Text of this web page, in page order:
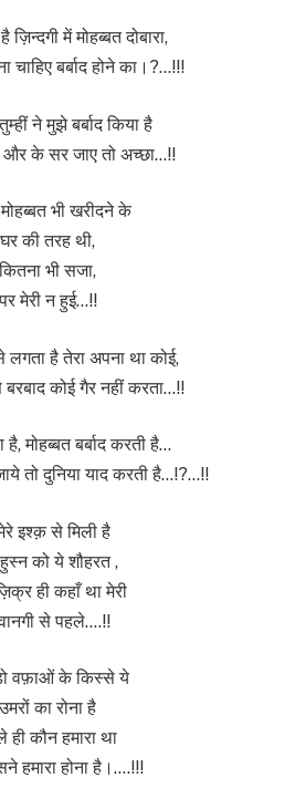
ज़िन्दगी में मोहब्बत दोबारा,
चाहिए बर्बाद होने का।?…!!!
ने मुझे बर्बाद किया है
और के सर जाए तो अच्छा…!!
मोहब्बत भी खरीदने के
घर की तरह थी,
कितना भी सजा,
मेरी न हुई…!!
लगता है तेरा अपना था कोई,
बरबाद कोई गैर नहीं करता…!!
मोहब्बत बर्बाद करती है…
तो दुनिया याद करती है…!?…!!
इश्क़ से मिली है
को ये शौहरत ,
ही कहाँ था मेरी
से पहले….!!
वफ़ाओं के किस्से ये
उमरों का रोना है
ही कौन हमारा था
हमारा होना है।….!!!